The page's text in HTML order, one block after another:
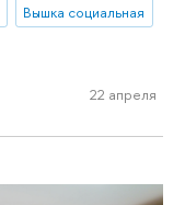
Вышка социальная
22 апреля